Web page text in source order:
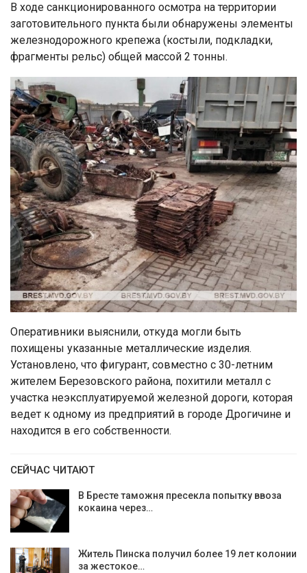
В ходе санкционированного осмотра на территории
заготовительного пункта были обнаружены элементы
железнодорожного крепежа (костыли, подкладки,
фрагменты рельс) общей массой 2 тонны.
Оперативники выяснили, откуда могли быть
похищены указанные металлические изделия.
Установлено, что фигурант, совместно с 30-летним
жителем Березовского района, похитили металл с
участка неэксплуатируемой железной дороги, которая
ведет к одному из предприятий в городе Дрогичине и
находится в его собственности.
СЕЙЧАС ЧИТАЮТ
В Бресте таможня пресекла попытку ввоза
кокаина через…
Житель Пинска получил более 19 лет колонии
за жестокое…